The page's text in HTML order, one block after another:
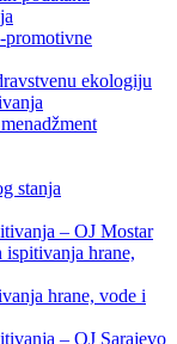
promotivne
ekologiju
stanja
– OJ Mostar
hrane,
hrane, vode i
– OJ Sarajevo